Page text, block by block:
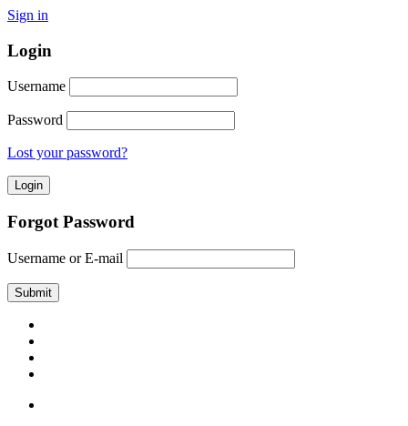
Sign in
Login
Username
Password
Lost your password?
Forgot Password
Username or E-mail